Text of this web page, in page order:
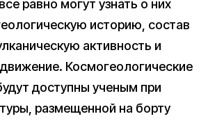
равно могут узнать о них
историю, состав
активность и
Космогеологические
доступны ученым при
размещенной на борту